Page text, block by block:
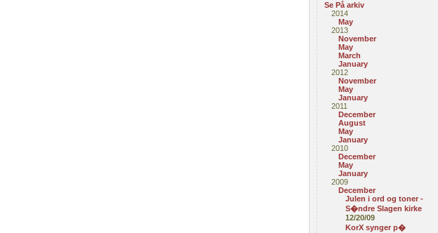
Se På arkiv
2014
May
2013
November
May
March
January
2012
November
May
January
2011
December
August
May
January
2010
December
May
January
2009
December
Julen i ord og toner -
S�ndre Slagen kirke
12/20/09
KorX synger p�